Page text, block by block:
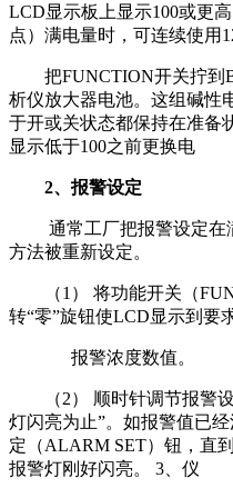
LCD显示板上显示100或更
点）满电量时，可连续
把FUNCTION开关拧到
析仪放大器电池。这组碱性
于开或关状态都保持在准备
显示低于100之前更换电
2、报警设定
通常工厂把报警设定在
方法被重新设定。
（1） 将功能开关（
转“零”旋钮使LCD显示到要
报警浓度数值。
（2） 顺时针调节报警
灯闪亮为止”。如报警值已
定（ALARM SET）钮，直
报警灯刚好闪亮。 3